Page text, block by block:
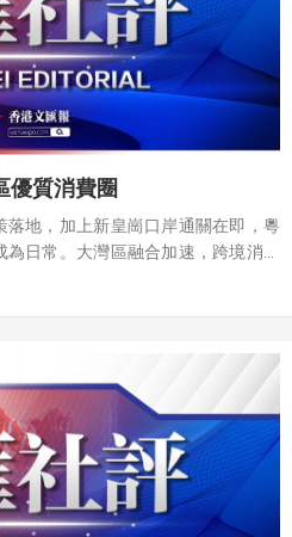
共築灣區優質消費圈
落地，加上新皇崗口岸通關在即，粵
日常。大灣區融合加速，跨境消費
委會數據顯示，2025年香港消費者
費者遭遇跨境糾紛，往往面臨投訴無